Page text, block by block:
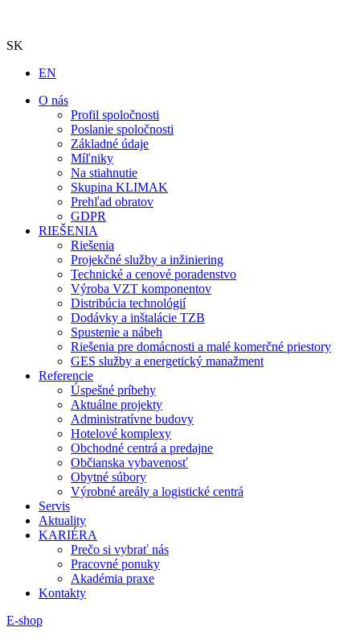
SK
EN
O nás
Profil spoločnosti
Poslanie spoločnosti
Základné údaje
Míľniky
Na stiahnutie
Skupina KLIMAK
Prehľad obratov
GDPR
RIEŠENIA
Riešenia
Projekčné služby a inžiniering
Technické a cenové poradenstvo
Výroba VZT komponentov
Distribúcia technológií
Dodávky a inštalácie TZB
Spustenie a nábeh
Riešenia pre domácnosti a malé komerčné priestory
GES služby a energetický manažment
Referencie
Úspešné príbehy
Aktuálne projekty
Administratívne budovy
Hotelové komplexy
Obchodné centrá a predajne
Občianska vybavenosť
Obytné súbory
Výrobné areály a logistické centrá
Servis
Aktuality
KARIÉRA
Prečo si vybrať nás
Pracovné ponuky
Akadémia praxe
Kontakty
E-shop